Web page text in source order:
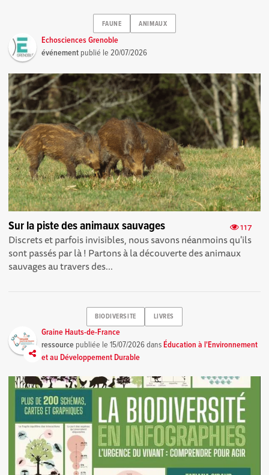
FAUNE ANIMAUX
Echosciences Grenoble
événement publié le20/07/2026
117
Sur la piste des animaux sauvages
Discrets et parfois invisibles, nous savons néanmoins qu'ils
sont passés par là ! Partons à la découverte des animaux
sauvages au travers des...
BIODIVERSITE LIVRES
Graine Hauts-de-France
ressource publiée le15/07/2026dansÉducation à l'Environnement
et au Développement Durable